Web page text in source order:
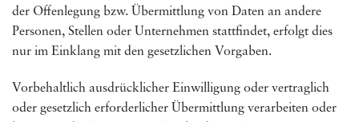
der Offenlegung bzw. Übermittlung von Daten an andere
Personen, Stellen oder Unternehmen stattfindet, erfolgt dies
nur im Einklang mit den gesetzlichen Vorgaben.
Vorbehaltlich ausdrücklicher Einwilligung oder vertraglich
oder gesetzlich erforderlicher Übermittlung verarbeiten oder